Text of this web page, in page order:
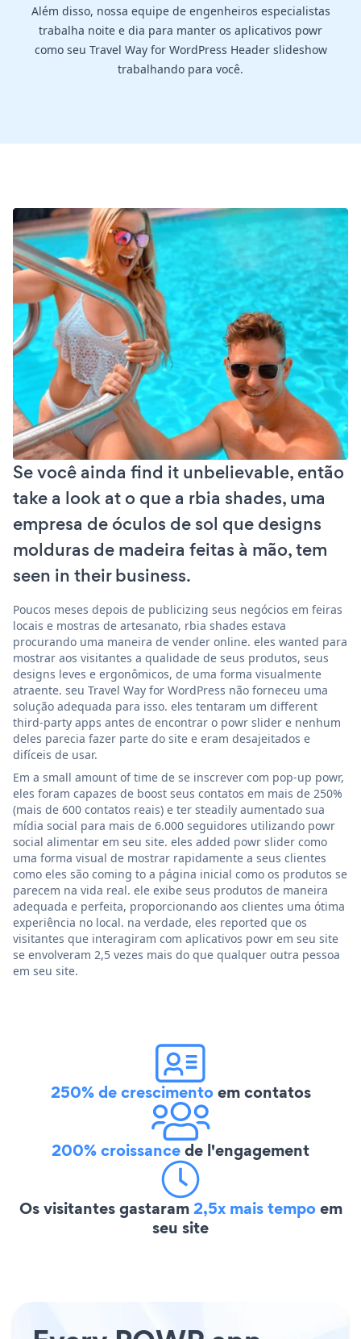
Além disso, nossa equipe de engenheiros especialistas
trabalha noite e dia para manter os aplicativos powr
como seu Travel Way for WordPress Header slideshow
trabalhando para você.
Se você ainda find it unbelievable, então
take a look at o que a rbia shades, uma
empresa de óculos de sol que designs
molduras de madeira feitas à mão, tem
seen in their business.
Poucos meses depois de publicizing seus negócios em feiras
locais e mostras de artesanato, rbia shades estava
procurando uma maneira de vender online. eles wanted para
mostrar aos visitantes a qualidade de seus produtos, seus
designs leves e ergonômicos, de uma forma visualmente
atraente. seu Travel Way for WordPress não forneceu uma
solução adequada para isso. eles tentaram um different
third-party apps antes de encontrar o powr slider e nenhum
deles parecia fazer parte do site e eram desajeitados e
difíceis de usar.
Em a small amount of time de se inscrever com pop-up powr,
eles foram capazes de boost seus contatos em mais de 250%
(mais de 600 contatos reais) e ter steadily aumentado sua
mídia social para mais de 6.000 seguidores utilizando powr
social alimentar em seu site. eles added powr slider como
uma forma visual de mostrar rapidamente a seus clientes
como eles são coming to a página inicial como os produtos se
parecem na vida real. ele exibe seus produtos de maneira
adequada e perfeita, proporcionando aos clientes uma ótima
experiência no local. na verdade, eles reported que os
visitantes que interagiram com aplicativos powr em seu site
se envolveram 2,5 vezes mais do que qualquer outra pessoa
em seu site.
250% de crescimentoem contatos
200% croissancede l'engagement
Os visitantes gastaram2,5x mais tempoem
seu site